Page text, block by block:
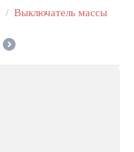
/ Выключатель массы